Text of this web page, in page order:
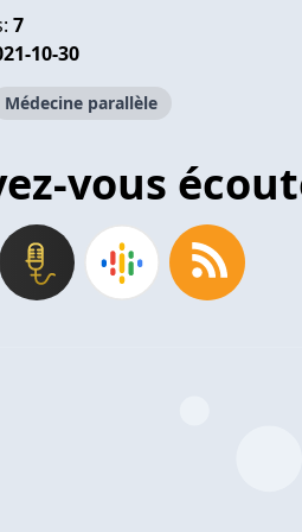
7
10-30
Médecine parallèle
vous